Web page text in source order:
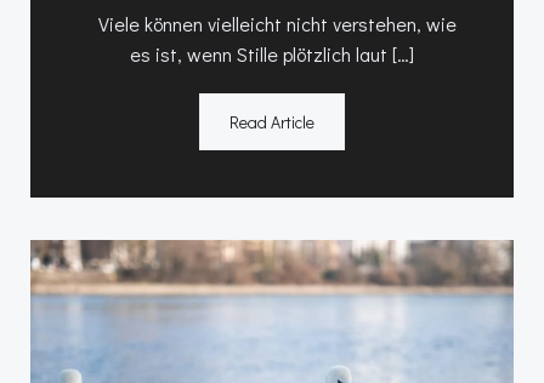
Viele können vielleicht nicht verstehen, wie
es ist, wenn Stille plötzlich laut […]
Read Article